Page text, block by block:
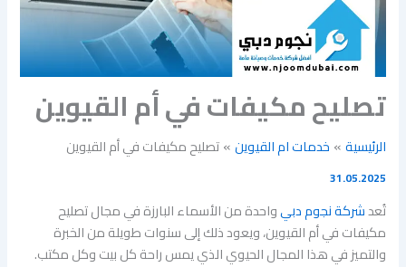
تصليح مكيفات في أم القيوين
الرئيسية خدمات ام القيوين تصليح مكيفات في أم القيوين
31.05.2025
تُعدشركة نجوم دبيواحدة من الأسماء البارزة في مجال تصليح
مكيفات في أم القيوين، ويعود ذلك إلى سنوات طويلة من الخبرة
والتميز في هذا المجال الحيوي الذي يمس راحة كل بيت وكل مكتب.